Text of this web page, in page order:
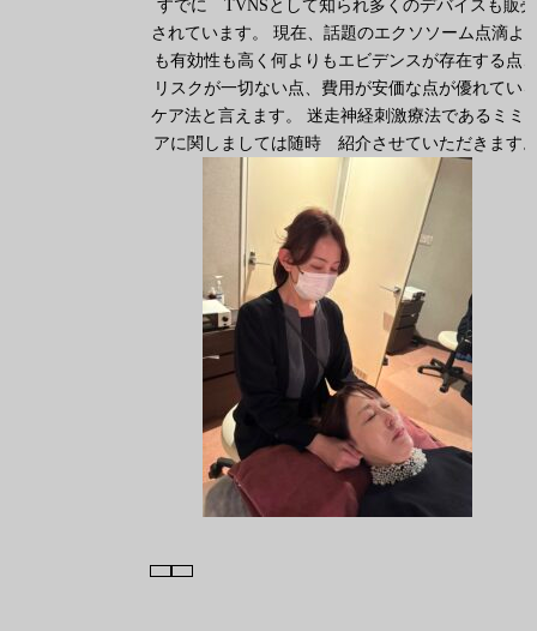
すでに TVNSとして知られ多くのデバイスも販売
されています。 現在、話題のエクソソーム点滴よ
も有効性も高く何よりもエビデンスが存在する点
リスクが一切ない点、費用が安価な点が優れてい
ケア法と言えます。 迷走神経刺激療法であるミミ
アに関しましては随時 紹介させていただきます